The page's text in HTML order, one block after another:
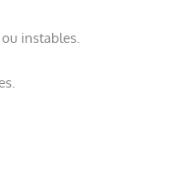
instables.